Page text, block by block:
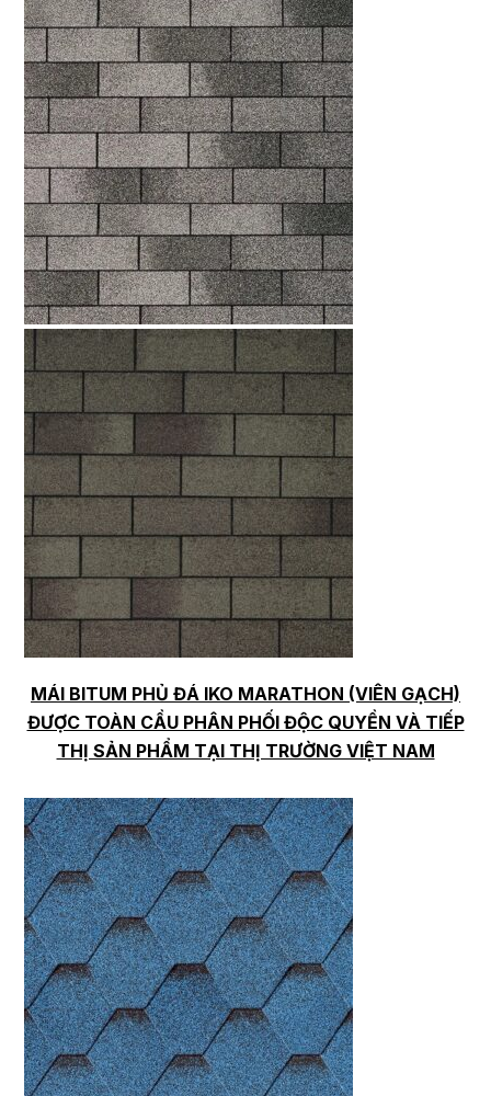
MÁI BITUM PHỦ ĐÁ IKO MARATHON (VIÊN GẠCH)
ĐƯỢC TOÀN CẦU PHÂN PHỐI ĐỘC QUYỀN VÀ TIẾP
THỊ SẢN PHẨM TẠI THỊ TRƯỜNG VIỆT NAM